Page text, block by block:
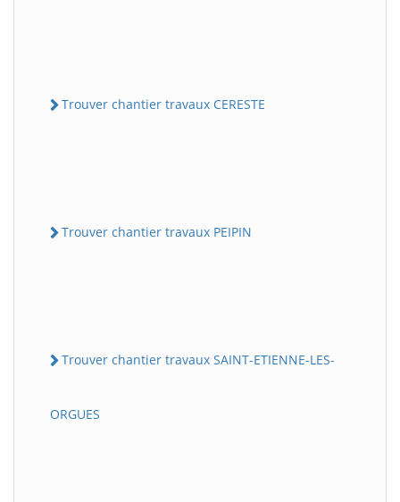
Trouver chantier travaux CERESTE
Trouver chantier travaux PEIPIN
Trouver chantier travaux SAINT-ETIENNE-LES-
ORGUES